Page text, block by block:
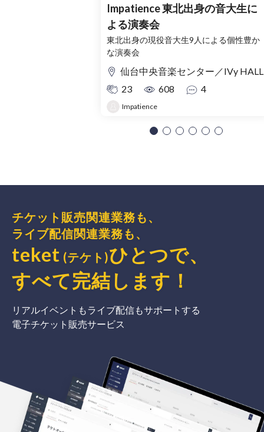
Impatience 東北出身の音大生に
よる演奏会
東北出身の現役音大生9人による個性豊か
な演奏会
仙台中央音楽センター／IVy HALL
23
608 4
Impatience
チケット販売関連業務も、
ライブ配信関連業務も、
teket (テケト)ひとつで、
すべて完結 します ！
リアルイベントもライブ配信もサポートする
電子チケット販売サービス